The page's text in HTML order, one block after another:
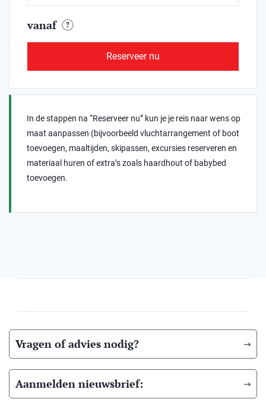
vanaf ?
Reserveer nu
In de stappen na “Reserveer nu” kun je je reis naar wens op
maat aanpassen (bijvoorbeeld vluchtarrangement of boot
toevoegen, maaltijden, skipassen, excursies reserveren en
materiaal huren of extra’s zoals haardhout of babybed
toevoegen.
Vragen of advies nodig?
Aanmelden nieuwsbrief: